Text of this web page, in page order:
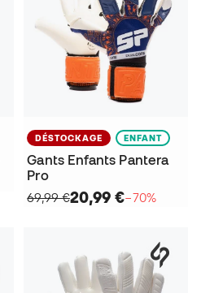
DÉSTOCKAGE ENFANT
Gants Enfants Pantera
Pro
69,99 €20,99 €−70%